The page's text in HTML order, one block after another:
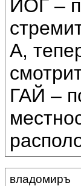
ЙОГ –
А,
ГАЙ –
владомиръ